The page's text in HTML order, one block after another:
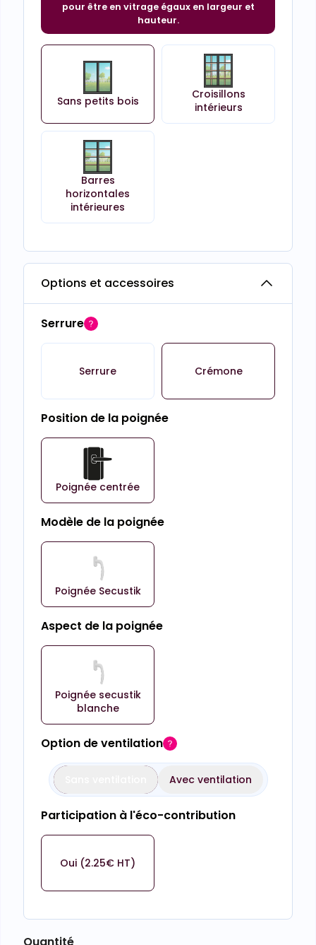
pour être en vitrage égaux en largeur et
hauteur.
Sans petits bois
Croisillons
intérieurs
Barres
horizontales
intérieures
Options et accessoires
Serrure
Serrure Crémone
Position de la poignée
Poignée centrée
Modèle de la poignée
Poignée Secustik
Aspect de la poignée
Poignée secustik
blanche
Option de ventilation
Avec ventilation
Participation à l'éco-contribution
Oui (2.25€ HT)